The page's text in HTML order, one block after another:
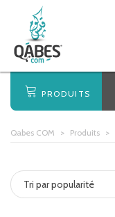
PRODUITS
Qabes COM > Produits >
Tri par popularité